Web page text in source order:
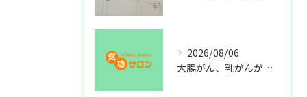
2026/08/06
大腸がん、乳がんが増えた理由